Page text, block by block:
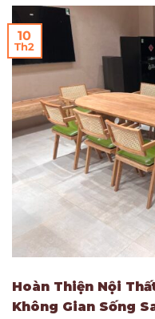
10
Th2
Hoàn Thiện Nội
Không Gian Sống